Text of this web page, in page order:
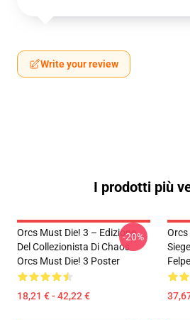
Write your review
I prodotti più
Orcs Must Die! 3 – Edizione
Del Collezionista Di Chaos
Orcs Must Die! 3 Poster
18,21 € - 42,22 €
-20%
Orcs
Felpe